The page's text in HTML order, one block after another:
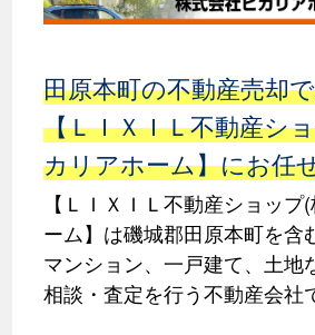
田原本町の不動産売却
【ＬＩＸＩＬ不動産シ
カリアホーム】にお任
【ＬＩＸＩＬ不動産ショッ
ーム】は磯城郡田原本町を含
マンション、一戸建て、土地
相談・査定を行う不動産会社